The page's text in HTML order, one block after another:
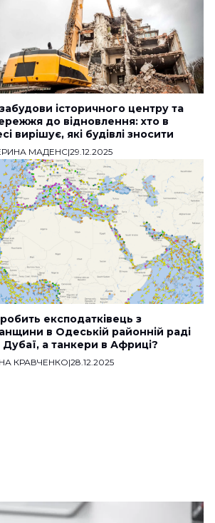
історичного центру та
до відновлення: хто в
вирішує, які будівлі зносити
МАДЕНС|29.12.2025
експодатківець з
в Одеській районній раді
Дубаї, а танкери в Африці?
КРАВЧЕНКО|28.12.2025